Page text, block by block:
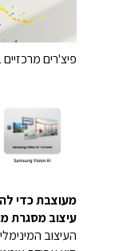
פיצ'רים
מעוצבת כדי
עיצוב מסגרת